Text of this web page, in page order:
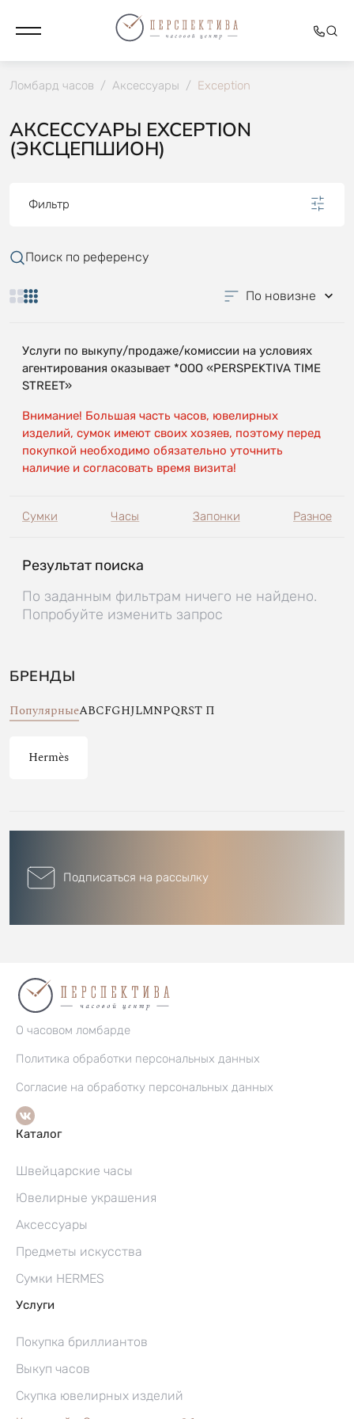
Ломбард часов / Аксессуары / Exception
АКСЕССУАРЫ EXCEPTION
(ЭКСЦЕПШИОН)
Фильтр
Поиск по референсу
По новизне
Услуги по выкупу/продаже/комиссии на условиях
агентирования оказывает *OOO «PERSPEKTIVA TIME
STREET»
Внимание! Большая часть часов, ювелирных
изделий, сумок имеют своих хозяев, поэтому перед
покупкой необходимо обязательно уточнить
наличие и согласовать время визита!
Сумки Часы Запонки Разное
Результат поиска
По заданным фильтрам ничего не найдено.
Попробуйте изменить запрос
БРЕНДЫ
ПопулярныеABCFGHJLMNPQRST П
Hermès
Подписаться на рассылку
О часовом ломбарде
Политика обработки персональных данных
Согласие на обработку персональных данных
Каталог
Швейцарские часы
Ювелирные украшения
Аксессуары
Предметы искусства
Сумки HERMES
Услуги
Покупка бриллиантов
Выкуп часов
Скупка ювелирных изделий